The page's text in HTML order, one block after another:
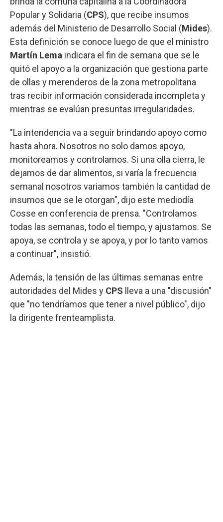
Popular y Solidaria (CPS), que recibe insumos
además del Ministerio de Desarrollo Social (Mides).
Esta definición se conoce luego de que el ministro
Martín Lema indicara el fin de semana que se le
quitó el apoyo a la organización que gestiona parte
de ollas y merenderos de la zona metropolitana
tras recibir información considerada incompleta y
mientras se evalúan presuntas irregularidades.
"La intendencia va a seguir brindando apoyo como
hasta ahora. Nosotros no solo damos apoyo,
monitoreamos y controlamos. Si una olla cierra, le
dejamos de dar alimentos, si varía la frecuencia
semanal nosotros variamos también la cantidad de
insumos que se le otorgan", dijo este mediodía
Cosse en conferencia de prensa. "Controlamos
todas las semanas, todo el tiempo, y ajustamos. Se
apoya, se controla y se apoya, y por lo tanto vamos
a continuar", insistió.
Además, la tensión de las últimas semanas entre
autoridades del Mides y CPS lleva a una "discusión"
que "no tendríamos que tener a nivel público", dijo
la dirigente frenteamplista.